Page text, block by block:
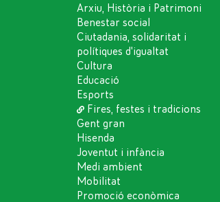
Arxiu, Història i Patrimoni
Benestar social
Ciutadania, solidaritat i
polítiques d'igualtat
Cultura
Educació
Esports
Fires, festes i tradicions
Gent gran
Hisenda
Joventut i infància
Medi ambient
Mobilitat
Promoció econòmica